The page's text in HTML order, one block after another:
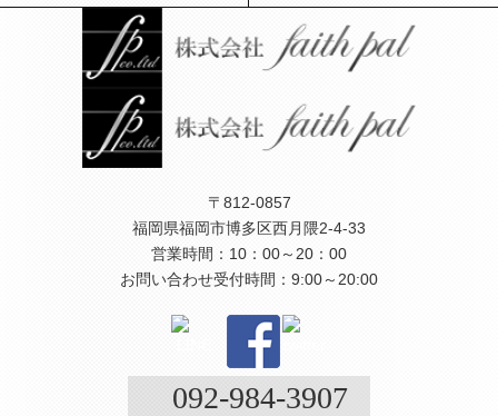
〒812-0857
福岡県福岡市博多区西月隈2-4-33
営業時間：10：00～20：00
お問い合わせ受付時間：9:00～20:00
092-984-3907